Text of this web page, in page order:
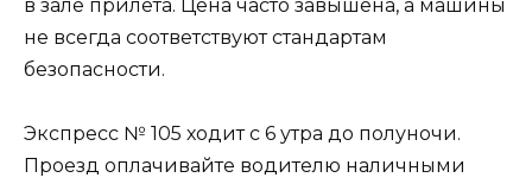
в зале прилета. Цена часто завышена, а машины
не всегда соответствуют стандартам
безопасности.
Экспресс № 105 ходит с 6 утра до полуночи.
Проезд оплачивайте водителю наличными